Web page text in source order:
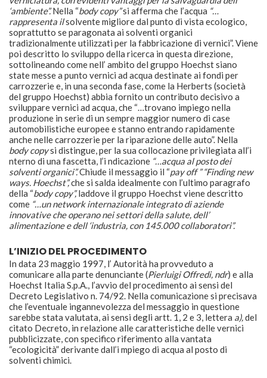
‘ambiente”.Nella “body copy”si afferma che l’acqua “…
rappresenta ilsolvente migliore dal punto di vista ecologico,
soprattutto se paragonata ai solventi organici
tradizionalmente utilizzati per la fabbricazione di vernici”. Viene
poi descritto lo sviluppo della ricerca in questa direzione,
sottolineando come nell’ ambito del gruppo Hoechst siano
state messe a punto vernici ad acqua destinate ai fondi per
carrozzerie e, in una seconda fase, come la Herberts (società
del gruppo Hoechst) abbia fornito un contributo decisivo a
sviluppare vernici ad acqua, che “…trovano impiego nella
produzione in serie di un sempre maggior numero di case
automobilistiche europee e stanno entrando rapidamente
anche nelle carrozzerie per la riparazione delle auto”. Nella
body copysi distingue, per la sua collocazione privilegiata all’i
nterno di una fascetta, l’i ndicazione “…acqua al posto dei
solventi organici”.Chiude il messaggio il “pay off ” “Finding new
ways. Hoechst”,che si salda idealmente con l’ultimo paragrafo
della “body copy”,laddove il gruppo Hoechst viene descritto
come “…un network internazionale integrato di aziende
innovative che operano nei settori della salute, dell’
alimentazione e dell ‘industria, con 145.000 collaboratori”.
L’INIZIO DEL PROCEDIMENTO
In data 23 maggio 1997, l’ Autorità ha provveduto a
comunicare alla parte denunciante (Pierluigi Offredi, ndr) e alla
Hoechst Italia S.p.A., l’avvio del procedimento ai sensi del
Decreto Legislativo n. 74/92. Nella comunicazione si precisava
che l’eventuale ingannevolezza del messaggio in questione
sarebbe stata valutata, ai sensi degli artt. 1, 2 e 3, lettera a),del
citato Decreto, in relazione alle caratteristiche delle vernici
pubblicizzate, con specifico riferimento alla vantata
“ecologicità” derivante dall’i mpiego di acqua al posto di
solventi chimici.